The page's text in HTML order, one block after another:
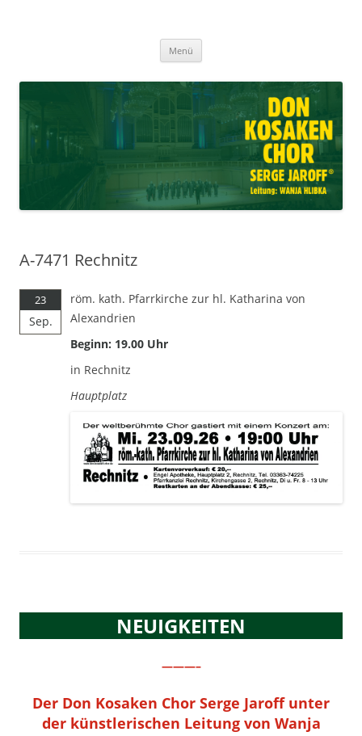
Leitung: Wanja Hlibka
Menü
A-7471 Rechnitz
23
Sep.
röm. kath. Pfarrkirche zur hl. Katharina von
Alexandrien
Beginn: 19.00 Uhr
in Rechnitz
Hauptplatz
NEUIGKEITEN
———–
Der Don Kosaken Chor Serge Jaroff unter
der künstlerischen Leitung von Wanja